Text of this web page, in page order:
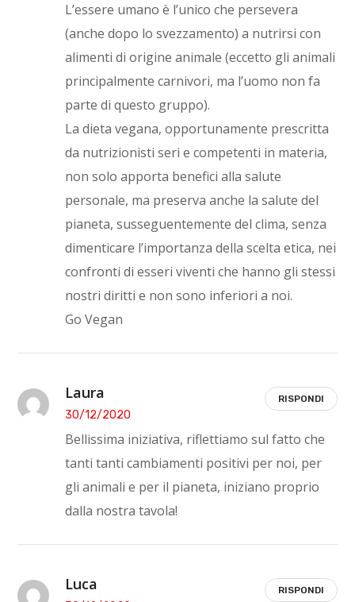
L’essere umano è l’unico che persevera
(anche dopo lo svezzamento) a nutrirsi con
alimenti di origine animale (eccetto gli animali
principalmente carnivori, ma l’uomo non fa
parte di questo gruppo).
La dieta vegana, opportunamente prescritta
da nutrizionisti seri e competenti in materia,
non solo apporta benefici alla salute
personale, ma preserva anche la salute del
pianeta, susseguentemente del clima, senza
dimenticare l’importanza della scelta etica, nei
confronti di esseri viventi che hanno gli stessi
nostri diritti e non sono inferiori a noi.
Go Vegan
Laura
30/12/2020
Bellissima iniziativa, riflettiamo sul fatto che
tanti tanti cambiamenti positivi per noi, per
gli animali e per il pianeta, iniziano proprio
dalla nostra tavola!
RISPONDI
Luca RISPONDI